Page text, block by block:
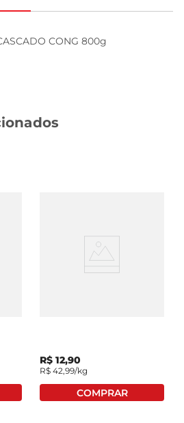
CONG 800g
R$ 12,90
R$ 42,99/kg